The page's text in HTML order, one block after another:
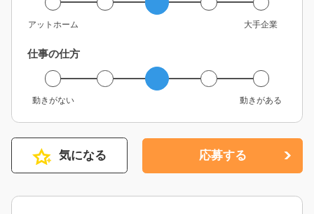
アットホーム 大手企業
仕事の仕方
動きがない 動きがある
気になる 応募する